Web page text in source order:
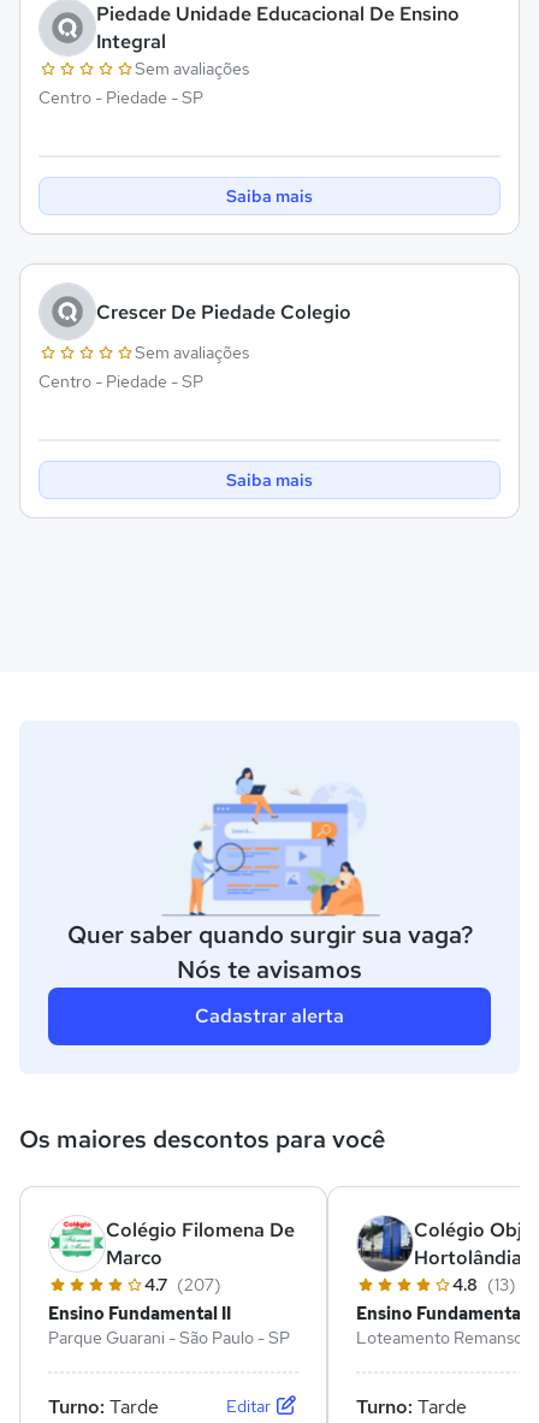
Piedade Unidade Educacional De Ensino
Integral
Sem avaliações
Centro - Piedade - SP
Saiba mais
Crescer De Piedade Colegio
Sem avaliações
Centro - Piedade - SP
Saiba mais
Quer saber quando surgir sua vaga?
Nós te avisamos
Cadastrar alerta
Os maiores descontos para você
Colégio Filomena De
Marco
4.7 (207)
Ensino Fundamental II
Parque Guarani - São Paulo - SP
Turno: Tarde Editar
Colégio
Hortolândia
Educacional
Inovação)
4.8 (13)
Ensino Fundamental II
Loteamento Remanso
Turno: Tarde